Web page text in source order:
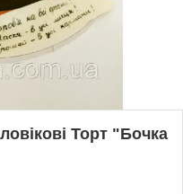
Торт "Бочка